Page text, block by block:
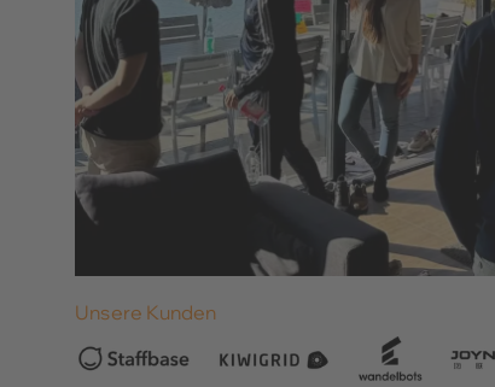
Unsere Kunden